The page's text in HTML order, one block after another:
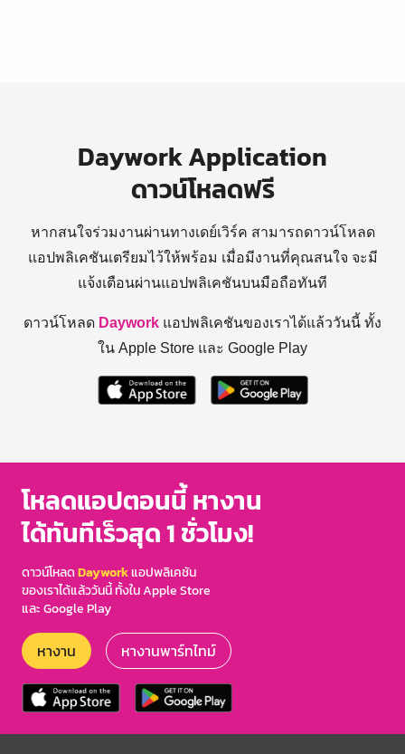
Daywork Application
ดาวน์โหลดฟรี
หากสนใจร่วมงานผ่านทางเดย์เวิร์ค สามารถดาวน์โหลด
แอปพลิเคชันเตรียมไว้ให้พร้อม เมื่อมีงานที่คุณสนใจ จะมี
แจ้งเตือนผ่านแอปพลิเคชันบนมือถือทันที
ดาวน์โหลด Daywork แอปพลิเคชันของเราได้แล้ววันนี้ ทั้ง
ใน Apple Store และ Google Play
โหลดแอปตอนนี้ หางาน
ได้ทันทีเร็วสุด 1 ชั่วโมง!
ดาวน์โหลดDayworkแอปพลิเคชัน
ของเราได้แล้ววันนี้ ทั้งใน Apple Store
และ Google Play
หางาน หางานพาร์ทไทม์